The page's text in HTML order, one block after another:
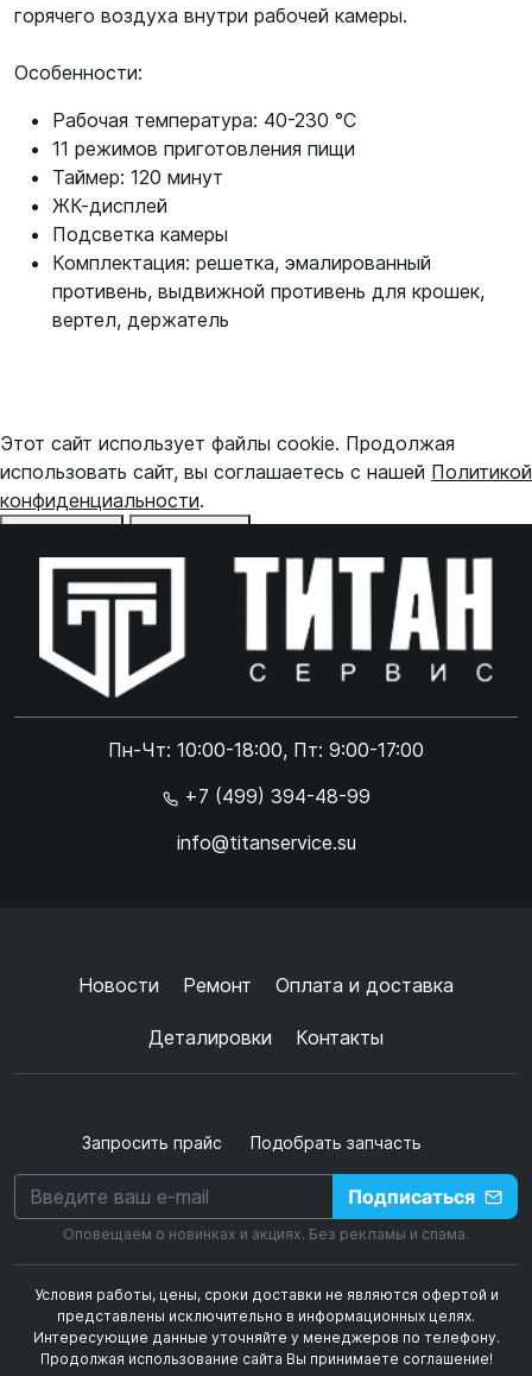
горячего воздуха внутри рабочей камеры.
Особенности:
Рабочая температура: 40-230 °С
11 режимов приготовления пищи
Таймер: 120 минут
ЖК-дисплей
Подсветка камеры
Комплектация: решетка, эмалированный
противень, выдвижной противень для крошек,
вертел, держатель
Пн-Чт: 10:00-18:00, Пт: 9:00-17:00
+7 (499) 394-48-99
info@titanservice.su
Новости Ремонт Оплата и доставка
Деталировки Контакты
Запросить прайс Подобрать запчасть
Подписаться
Оповещаем о новинках и акциях. Без рекламы и спама.
Условия работы, цены, сроки доставки не являются офертой и
представлены исключительно в информационных целях.
Интересующие данные уточняйте у менеджеров по телефону.
Продолжая использование сайта Вы принимаете соглашение!
Этот сайт использует файлы cookie. Продолжая
использовать сайт, вы соглашаетесь с нашей Политикой
конфиденциальности.
Online чат
Online чат